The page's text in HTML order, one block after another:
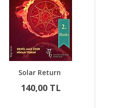
Solar Return
140,00 TL